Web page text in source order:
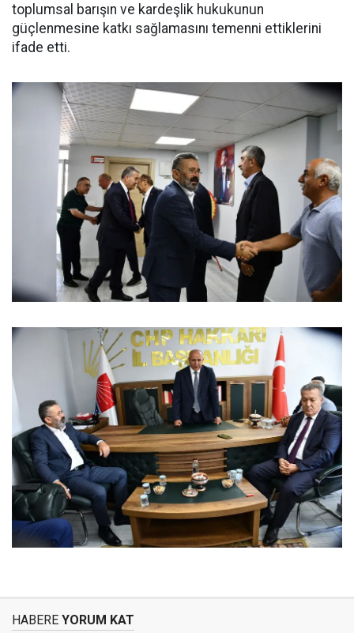
toplumsal barışın ve kardeşlik hukukunun
güçlenmesine katkı sağlamasını temenni ettiklerini
ifade etti.
HABERE YORUM KAT